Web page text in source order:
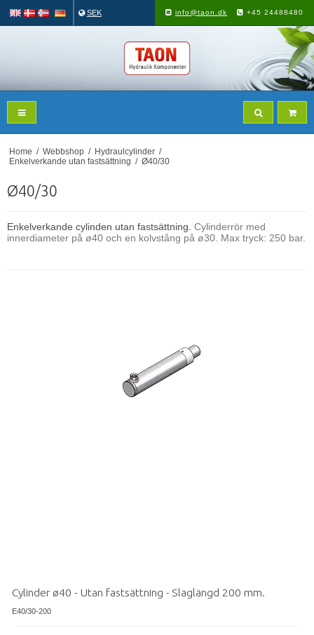
SEK info@taon.dk +45 24488480
Home / Webbshop / Hydraulcylinder /
Enkelverkande utan fastsättning / Ø40/30
Ø40/30
Enkelverkande cylinden utan fastsättning. Cylinderrör med
innerdiameter på ø40 och en kolvstång på ø30. Max tryck: 250 bar.
Cylinder ø40 - Utan fastsättning - Slaglängd 200 mm.
E40/30-200